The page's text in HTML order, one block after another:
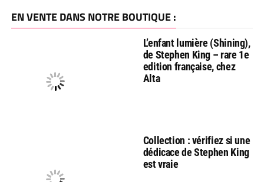
EN VENTE DANS NOTRE BOUTIQUE :
L’enfant lumière (Shining),
de Stephen King – rare 1e
edition française, chez
Alta
Collection : vérifiez si une
dédicace de Stephen King
est vraie